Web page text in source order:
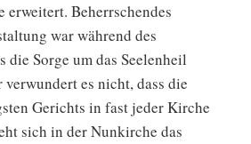
erweitert. Beherrschendes
war während des
die Sorge um das Seelenheil
verwundert es nicht, dass die
Gerichts in fast jeder Kirche
sich in der Nunkirche das